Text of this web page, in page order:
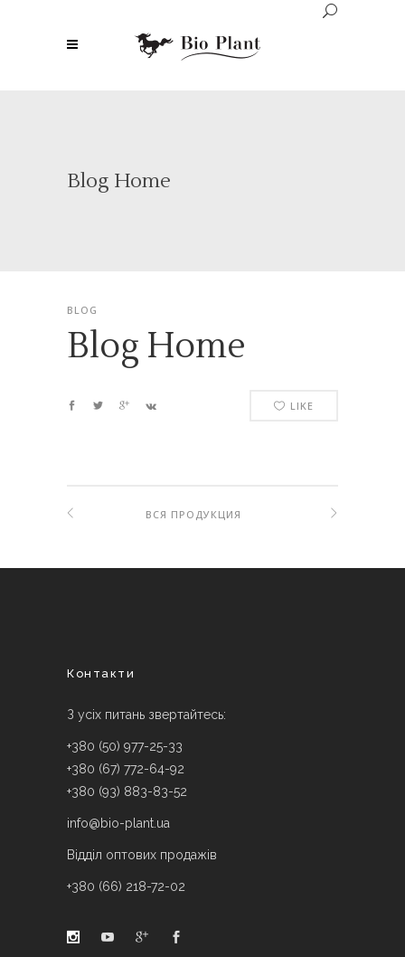
Blog Home
BLOG
Blog Home
LIKE
ВСЯ ПРОДУКЦИЯ
Контакти
З усіх питань звертайтесь:
+380 (50) 977-25-33
+380 (67) 772-64-92
+380 (93) 883-83-52
info@bio-plant.ua
Відділ оптових продажів
+380 (66) 218-72-02